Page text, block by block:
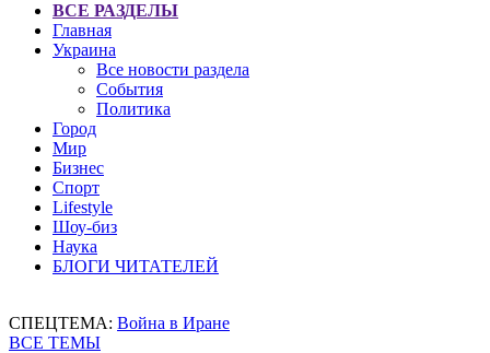
ВСЕ РАЗДЕЛЫ
Главная
Украина
Все новости раздела
События
Политика
Город
Мир
Бизнес
Спорт
Lifestyle
Шоу-биз
Наука
БЛОГИ ЧИТАТЕЛЕЙ
СПЕЦТЕМА: Война в Иране
ВСЕ ТЕМЫ